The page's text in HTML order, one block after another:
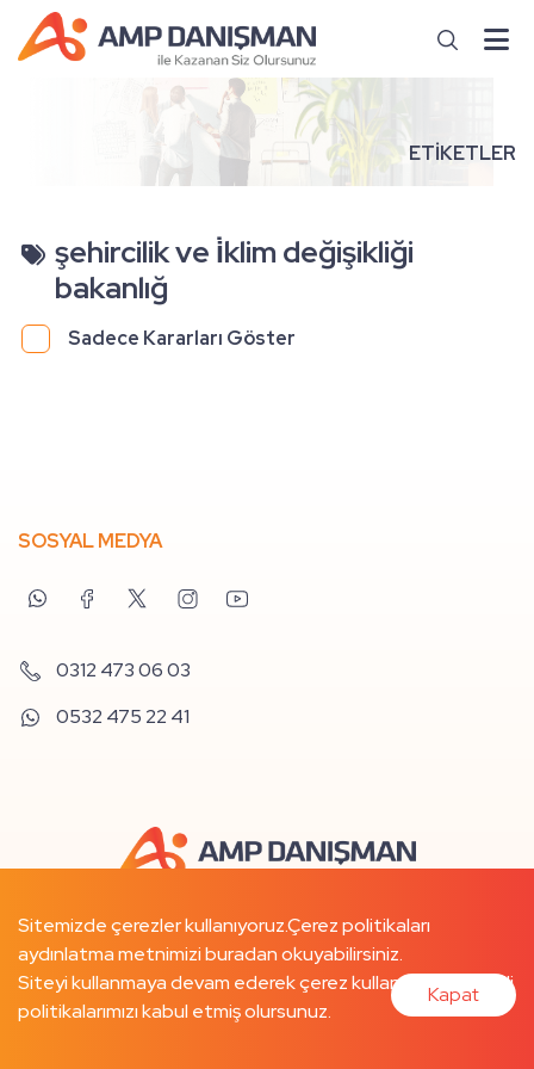
ETİKETLER
şehircilik ve i̇klim değişikliği
bakanlığ
Sadece Kararları Göster
SOSYAL MEDYA
0312 473 06 03
0532 475 22 41
Sitemizde çerezler kullanıyoruz.Çerez politikaları
aydınlatma metnimizi buradanokuyabilirsiniz.
Siteyi kullanmaya devam ederek çerez kullanımımızı ve ilgili
politikalarımızı kabul etmiş olursunuz.
Kapat